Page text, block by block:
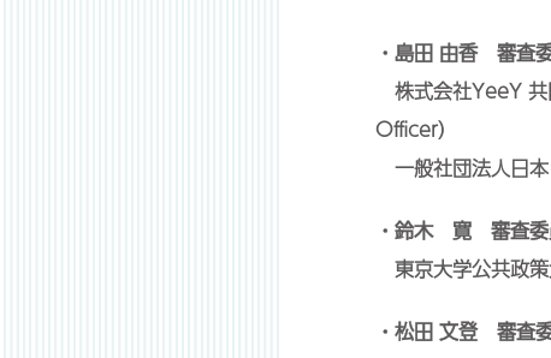
・島田 由香 審査
株式会社YeeY
Officer）
一般社団法人日
・鈴木 寛 審査
東京大学公共政
・松田 文登 審査